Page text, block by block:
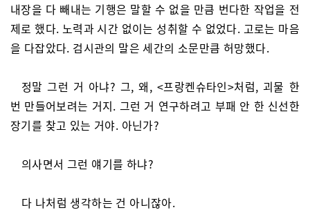
내장을 다 빼내는 기행은 말할 수 없을 만큼 번다한 작업을 전
제로 했다. 노력과 시간 없이는 성취할 수 없었다. 고로는 마음
을 다잡았다. 검시관의 말은 세간의 소문만큼 허망했다.
정말 그런 거 아냐? 그, 왜, <프랑켄슈타인>처럼, 괴물 한
번 만들어보려는 거지. 그런 거 연구하려고 부패 안 한 신선한
장기를 찾고 있는 거야. 아닌가?
의사면서 그런 얘기를 하냐?
다 나처럼 생각하는 건 아니잖아.